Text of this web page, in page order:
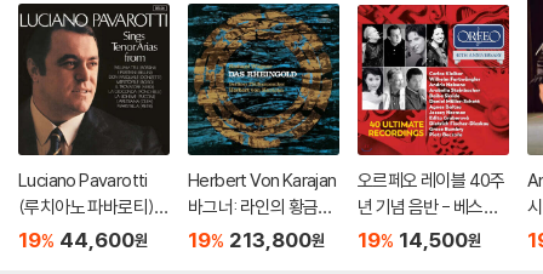
Luciano Pavarotti
(루치아노 파바로티) -
이탈리아 오페라 리마
19% 44,600원
Herbert Von Karajan
바그너: 라인의 황금
(Wagner: Das Rhein
19% 213,800원
오르페오 레이블 40주
년 기념 음반 - 베스트
녹음 40 (ORFEO 40t
19% 14,500원